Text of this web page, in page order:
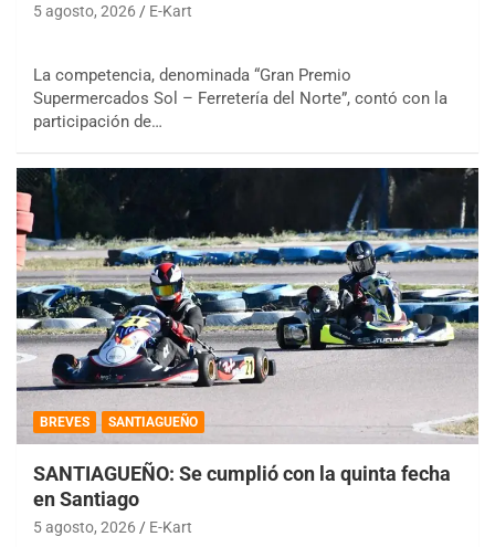
5 agosto, 2026 E-Kart
La competencia, denominada “Gran Premio
Supermercados Sol – Ferretería del Norte”, contó con la
participación de…
BREVES SANTIAGUEÑO
SANTIAGUEÑO: Se cumplió con la quinta fecha
en Santiago
5 agosto, 2026 E-Kart